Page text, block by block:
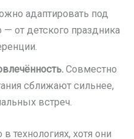
адаптировать под
от детского праздника
Совместно
сближают сильнее,
встреч.
технологиях, хотя они